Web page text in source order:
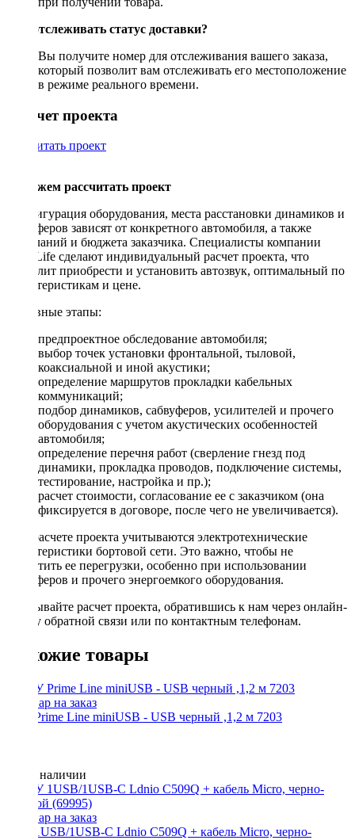
Как отслеживать статус доставки?
Вы получите номер для отслеживания вашего заказа,
который позволит вам отслеживать его местоположение
в режиме реального времени.
Рассчет проекта
Рассчитать проект
Поможем рассчитать проект
Конфигурация оборудования, места расстановки динамиков и
сабвуферов зависят от конкретного автомобиля, а также
пожеланий и бюджета заказчика. Специалисты компании
DriveLife сделают индивидуальный расчет проекта, что
позволит приобрести и установить автозвук, оптимальный по
характеристикам и цене.
Основные этапы:
предпроектное обследование автомобиля;
выбор точек установки фронтальной, тыловой,
коаксиальной и иной акустики;
определение маршрутов прокладки кабельных
коммуникаций;
подбор динамиков, сабвуферов, усилителей и прочего
оборудования с учетом акустических особенностей
автомобиля;
определение перечня работ (сверление гнезд под
динамики, прокладка проводов, подключение системы,
тестирование, настройка и пр.);
расчет стоимости, согласование ее с заказчиком (она
фиксируется в договоре, после чего не увеличивается).
При расчете проекта учитываются электротехнические
характеристики бортовой сети. Это важно, чтобы не
допустить ее перегрузки, особенно при использовании
сабвуферов и прочего энергоемкого оборудования.
Заказывайте расчет проекта, обратившись к нам через онлайн-
форму обратной связи или по контактным телефонам.
Похожие товары
АЗУ Prime Line miniUSB - USB черный ,1,2 м 7203
Нет в наличии
АЗУ 1USB/1USB-C Ldnio C509Q + кабель Micro, черно-